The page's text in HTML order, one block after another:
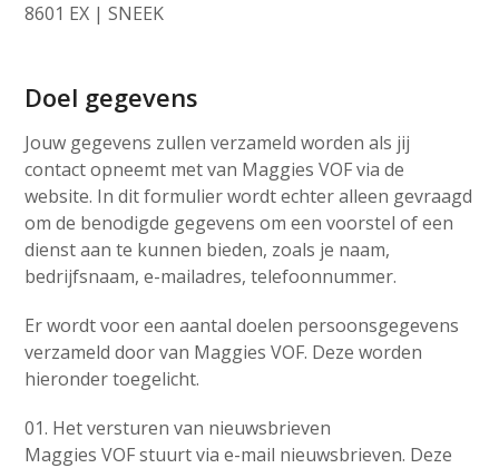
8601 EX | SNEEK
Doel gegevens
Jouw gegevens zullen verzameld worden als jij
contact opneemt met van Maggies VOF via de
website. In dit formulier wordt echter alleen gevraagd
om de benodigde gegevens om een voorstel of een
dienst aan te kunnen bieden, zoals je naam,
bedrijfsnaam, e-mailadres, telefoonnummer.
Er wordt voor een aantal doelen persoonsgegevens
verzameld door van Maggies VOF. Deze worden
hieronder toegelicht.
01. Het versturen van nieuwsbrieven
Maggies VOF stuurt via e-mail nieuwsbrieven. Deze